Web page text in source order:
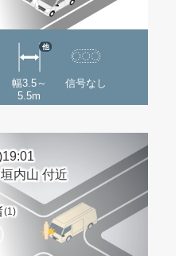
幅3.5～
5.5m
他
信号なし
内山 付近
(1)